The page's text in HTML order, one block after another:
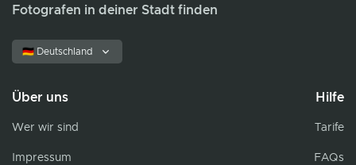
Fotografen in deiner Stadt finden
🇩🇪 Deutschland
Über uns
Wer wir sind
Impressum
Hilfe
Tarife
FAQs